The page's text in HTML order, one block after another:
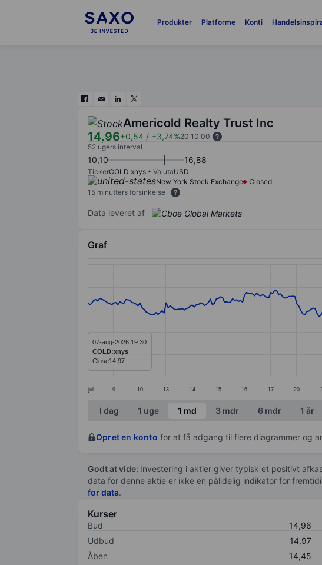
Produkter Platforme Konti
Americold Realty Trust Inc
14,96+0,54 / +3,74%20:10:00
52 ugers interval
10,10 16,88
TickerCOLD:xnys ValutaUSD
New York Stock Exchange
Closed
15 minutters forsinkelse
Data leveret af
Graf
Line chart with 299 data points.
The chart has 1 X axis displaying categories.
The chart has 1 Y axis displaying values. Data
jul 9 10 13 14 15 16 17 20
07-aug-2026 19:30
COLD:xnys
Close14,97
End of interactive chart.
I dag 1 uge 1 md 3 mdr 6 mdr 1 år
Opret en konto for at få adgang til flere diagrammer og
Godt at vide: Investering i aktier giver typisk et positivt
data for denne aktie er ikke en pålidelig indikator for
for data.
Kurser
Bud 14,96
Udbud
14,97
Åben
14,45